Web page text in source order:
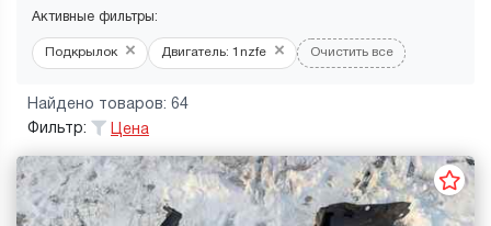
Активные фильтры:
Подкрылок × Двигатель: 1nzfe × Очистить все
Найдено товаров: 64
Фильтр:
Цена